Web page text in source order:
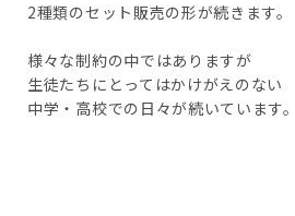
2種類のセット販売の形が続きます。
様々な制約の中ではありますが
生徒たちにとってはかけがえのない
中学・高校での日々が続いています。